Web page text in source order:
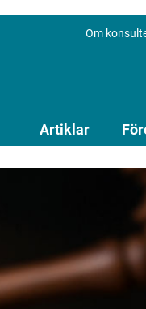
Om
Artiklar